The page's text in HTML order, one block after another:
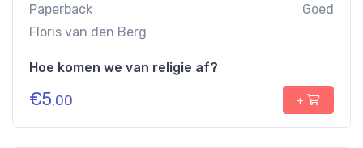
Paperback
Goed
Floris van den Berg
Hoe komen we van religie af?
€5,00 +